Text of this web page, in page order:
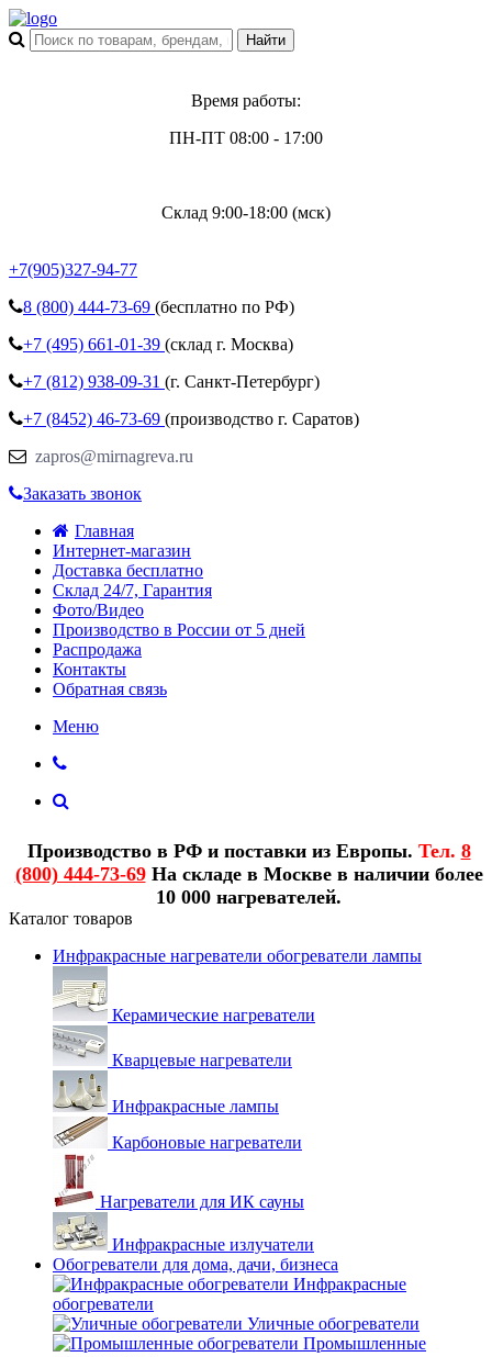
Время работы:
ПН-ПТ 08:00 - 17:00
Склад 9:00-18:00 (мск)
+7(905)327-94-77
8 (800) 444-73-69 (бесплатно по РФ)
+7 (495) 661-01-39 (склад г. Москва)
+7 (812) 938-09-31 (г. Санкт-Петербург)
+7 (8452) 46-73-69 (производство г. Саратов)
zapros@mirnagreva.ru
Заказать звонок
Главная
Интернет-магазин
Доставка бесплатно
Склад 24/7, Гарантия
Фото/Видео
Производство в России от 5 дней
Распродажа
Контакты
Обратная связь
Меню
Производство в РФ и поставки из Европы. Тел. 8
(800) 444-73-69На складе в Москве в наличии более
10 000 нагревателей.
Каталог товаров
Инфракрасные нагреватели обогреватели лампы
Керамические нагреватели
Кварцевые нагреватели
Инфракрасные лампы
Карбоновые нагреватели
Нагреватели для ИК сауны
Инфракрасные излучатели
Обогреватели для дома, дачи, бизнеса
Инфракрасные
обогреватели
Уличные обогреватели
Промышленные